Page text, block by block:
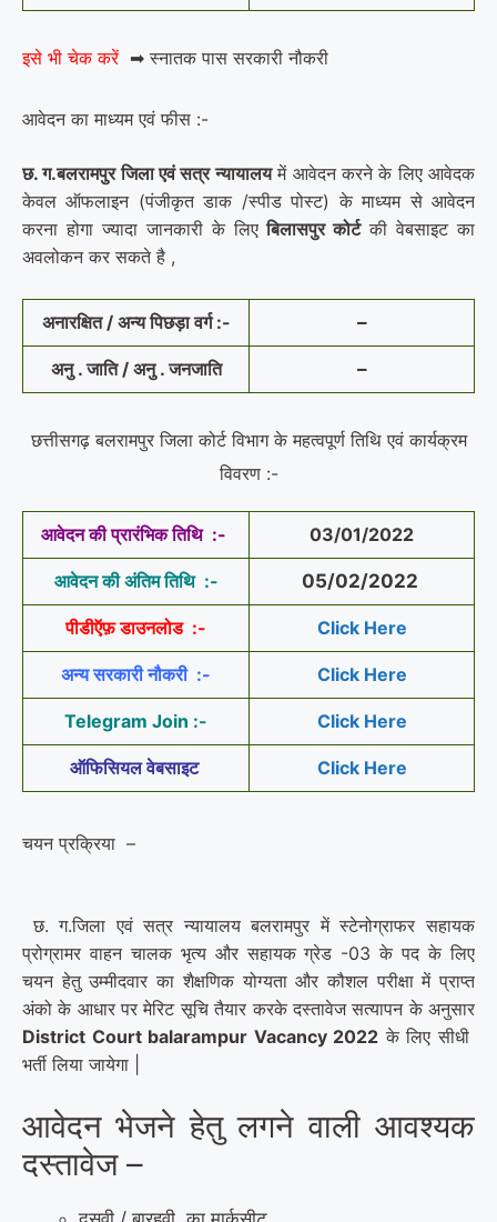
इसे भी चेक करें➡ स्नातक पास सरकारी नौकरी
आवेदन का माध्यम एवं फीस :-
छ. ग.बलरामपुर जिला एवं सत्र न्यायालयमें आवेदन करने के लिए आवेदक
केवल ऑफलाइन (पंजीकृत डाक /स्पीड पोस्ट) के माध्यम से आवेदन
करना होगा ज्यादा जानकारी के लिएबिलासपुर कोर्टकी वेबसाइट का
अवलोकन कर सकते है ,
अनारक्षित / अन्य पिछड़ा वर्ग :- –
अनु . जाति / अनु . जनजाति –
छत्तीसगढ़ बलरामपुर जिला कोर्ट विभाग के महत्वपूर्ण तिथि एवं कार्यक्रम
विवरण :-
आवेदन की प्रारंभिक तिथि :- 03/01/2022
आवेदन की अंतिम तिथि :- 05/02/2022
पीडीऍफ़ डाउनलोड :- ClickHere
अन्य सरकारी नौकरी :- Click Here
Telegram Join :- Click Here
ऑफिसियल वेबसाइट Click Here
चयन प्रक्रिया –
छ. ग.जिला एवं सत्र न्यायालय बलरामपुर में स्टेनोग्राफर सहायक
प्रोग्रामर वाहन चालक भृत्य और सहायक ग्रेड -03 के पद के लिए
चयन हेतु उम्मीदवार का शैक्षणिक योग्यता और कौशल परीक्षा में प्राप्त
अंको के आधार पर मेरिट सूचि तैयार करके दस्तावेज सत्यापन के अनुसार
District Court balarampur Vacancy 2022 के लिए सीधी
भर्ती लिया जायेगा |
आवेदन भेजने हेतु लगने वाली आवश्यक
दस्तावेज –